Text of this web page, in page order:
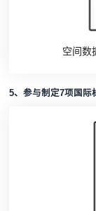
空间数
5、参与制定7项国际